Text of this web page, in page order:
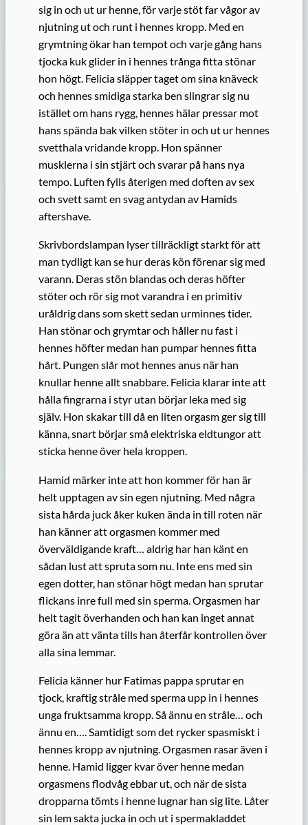
sig in och ut ur henne, för varje stöt far vågor av
njutning ut och runt i hennes kropp. Med en
grymtning ökar han tempot och varje gång hans
tjocka kuk glider in i hennes trånga fitta stönar
hon högt. Felicia släpper taget om sina knäveck
och hennes smidiga starka ben slingrar sig nu
istället om hans rygg, hennes hälar pressar mot
hans spända bak vilken stöter in och ut ur hennes
svetthala vridande kropp. Hon spänner
musklerna i sin stjärt och svarar på hans nya
tempo. Luften fylls återigen med doften av sex
och svett samt en svag antydan av Hamids
aftershave.
Skrivbordslampan lyser tillräckligt starkt för att
man tydligt kan se hur deras kön förenar sig med
varann. Deras stön blandas och deras höfter
stöter och rör sig mot varandra i en primitiv
uråldrig dans som skett sedan urminnes tider.
Han stönar och grymtar och håller nu fast i
hennes höfter medan han pumpar hennes fitta
hårt. Pungen slår mot hennes anus när han
knullar henne allt snabbare. Felicia klarar inte att
hålla fingrarna i styr utan börjar leka med sig
själv. Hon skakar till då en liten orgasm ger sig till
känna, snart börjar små elektriska eldtungor att
sticka henne över hela kroppen.
Hamid märker inte att hon kommer för han är
helt upptagen av sin egen njutning. Med några
sista hårda juck åker kuken ända in till roten när
han känner att orgasmen kommer med
överväldigande kraft… aldrig har han känt en
sådan lust att spruta som nu. Inte ens med sin
egen dotter, han stönar högt medan han sprutar
flickans inre full med sin sperma. Orgasmen har
helt tagit överhanden och han kan inget annat
göra än att vänta tills han återfår kontrollen över
alla sina lemmar.
Felicia känner hur Fatimas pappa sprutar en
tjock, kraftig stråle med sperma upp in i hennes
unga fruktsamma kropp. Så ännu en stråle… och
ännu en…. Samtidigt som det rycker spasmiskt i
hennes kropp av njutning. Orgasmen rasar även i
henne. Hamid ligger kvar över henne medan
orgasmens flodvåg ebbar ut, och när de sista
dropparna tömts i henne lugnar han sig lite. Låter
sin lem sakta jucka in och ut i spermakladdet